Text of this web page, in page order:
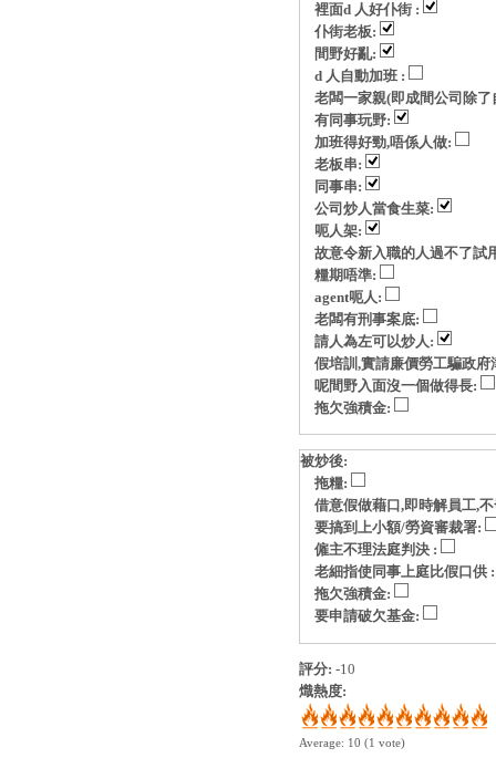
裡面d 人好仆街 :
仆街老板:
間野好亂:
d 人自動加班 :
老闆一家親(即成間公司除
有同事玩野:
加班得好勁,唔係人做:
老板串:
同事串:
公司炒人當食生菜:
呃人架:
故意令新入職的人過不了試
糧期唔準:
agent呃人:
老闆有刑事案底:
請人為左可以炒人:
假培訓,實請廉價勞工騙政
呢間野入面沒一個做得長:
拖欠強積金:
被炒後:
拖糧:
借意假做藉口,即時解員工,
要搞到上小額/勞資審裁署:
僱主不理法庭判決 :
老細指使同事上庭比假口供
拖欠強積金:
要申請破欠基金:
評分: -10
熾熱度:
Average: 10 (1 vote)